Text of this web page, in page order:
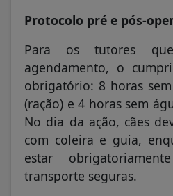
Protocolo pré e pós-
Para os tutores
agendamento, o
obrigatório: 8 horas
(ração) e 4 horas sem
No dia da ação, cães
com coleira e guia,
estar
transporte seguras.